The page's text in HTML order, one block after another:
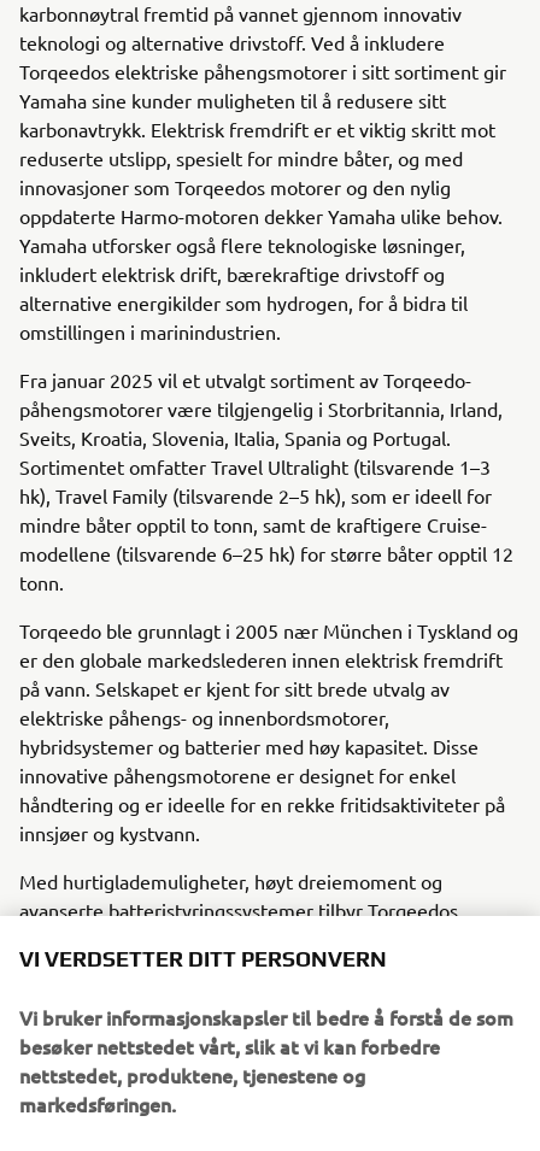
karbonnøytral fremtid på vannet gjennom innovativ
teknologi og alternative drivstoff. Ved å inkludere
Torqeedos elektriske påhengsmotorer i sitt sortiment gir
Yamaha sine kunder muligheten til å redusere sitt
karbonavtrykk. Elektrisk fremdrift er et viktig skritt mot
reduserte utslipp, spesielt for mindre båter, og med
innovasjoner som Torqeedos motorer og den nylig
oppdaterte Harmo-motoren dekker Yamaha ulike behov.
Yamaha utforsker også flere teknologiske løsninger,
inkludert elektrisk drift, bærekraftige drivstoff og
alternative energikilder som hydrogen, for å bidra til
omstillingen i marinindustrien.
Fra januar 2025 vil et utvalgt sortiment av Torqeedo-
påhengsmotorer være tilgjengelig i Storbritannia, Irland,
Sveits, Kroatia, Slovenia, Italia, Spania og Portugal.
Sortimentet omfatter Travel Ultralight (tilsvarende 1–3
hk), Travel Family (tilsvarende 2–5 hk), som er ideell for
mindre båter opptil to tonn, samt de kraftigere Cruise-
modellene (tilsvarende 6–25 hk) for større båter opptil 12
tonn.
Torqeedo ble grunnlagt i 2005 nær München i Tyskland og
er den globale markedslederen innen elektrisk fremdrift
på vann. Selskapet er kjent for sitt brede utvalg av
elektriske påhengs- og innenbordsmotorer,
hybridsystemer og batterier med høy kapasitet. Disse
innovative påhengsmotorene er designet for enkel
håndtering og er ideelle for en rekke fritidsaktiviteter på
innsjøer og kystvann.
Med hurtiglademuligheter, høyt dreiemoment og
avanserte batteristyringssystemer tilbyr Torqeedos
tradisjonelle motorer. I de utvalgte åtte landene i Europa
distribusjonsnettverk, noe som gjør det enklere enn
noensinne for kunder å få tilgang til bærekraftige
båtløsninger.
VI VERDSETTER DITT PERSONVERN
Vi bruker informasjonskapsler til bedre å forstå de som
besøker nettstedet vårt, slik at vi kan forbedre
nettstedet, produktene, tjenestene og
markedsføringen.